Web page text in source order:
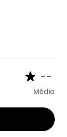
--
Média